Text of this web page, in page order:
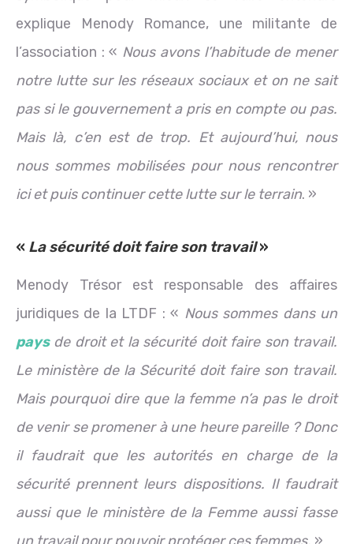
explique Menody Romance, une militante de
l’association : « Nous avons l’habitude de mener
notre lutte sur les réseaux sociaux et on ne sait
pas si le gouvernement a pris en compte ou pas.
Mais là, c’en est de trop. Et aujourd’hui, nous
nous sommes mobilisées pour nous rencontrer
ici et puis continuer cette lutte sur le terrain. »
« La sécurité doit faire son travail»
Menody Trésor est responsable des affaires
juridiques de la LTDF : « Nous sommes dans un
paysde droit et la sécurité doit faire son travail.
Le ministère de la Sécurité doit faire son travail.
Mais pourquoi dire que la femme n’a pas le droit
de venir se promener à une heure pareille ? Donc
il faudrait que les autorités en charge de la
sécurité prennent leurs dispositions. Il faudrait
aussi que le ministère de la Femme aussi fasse
un travail pour pouvoir protéger ces femmes. »